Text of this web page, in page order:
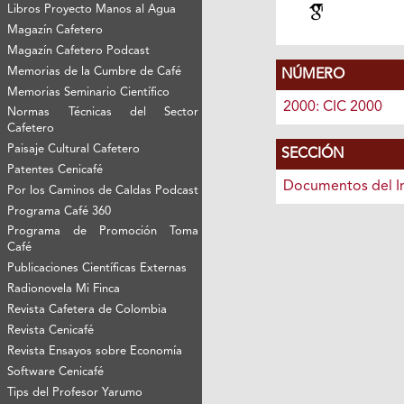
Libros Proyecto Manos al Agua
Magazín Cafetero
Magazín Cafetero Podcast
Memorias de la Cumbre de Café
Memorias Seminario Científico
Normas Técnicas del Sector
Cafetero
Paisaje Cultural Cafetero
Patentes Cenicafé
Por los Caminos de Caldas Podcast
Programa Café 360
Programa de Promoción Toma
Café
Publicaciones Científicas Externas
Radionovela Mi Finca
Revista Cafetera de Colombia
Revista Cenicafé
Revista Ensayos sobre Economía
Software Cenicafé
Tips del Profesor Yarumo
NÚMERO
2000: CIC 2000
SECCIÓN
Documentos del